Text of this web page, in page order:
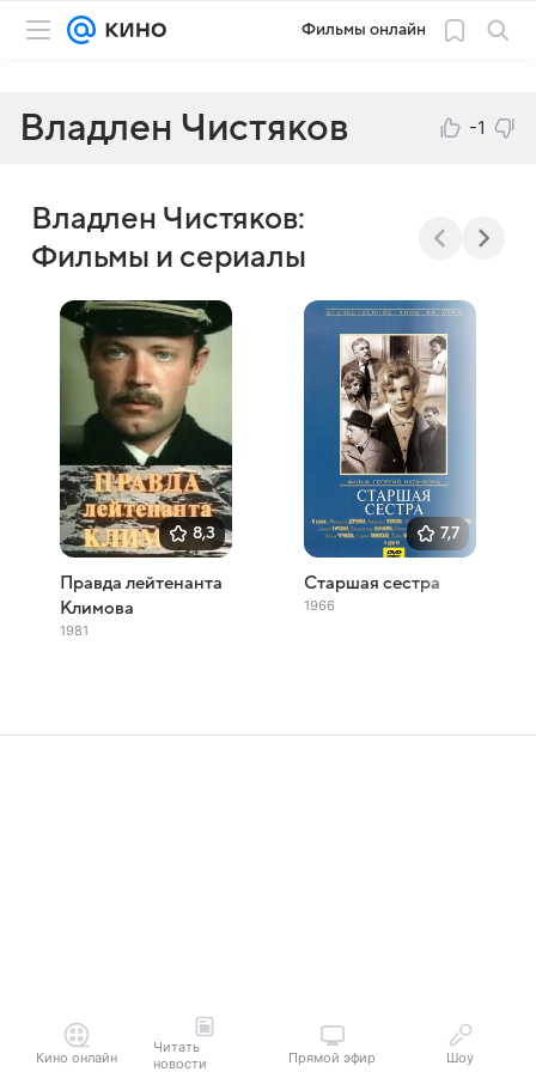
Фильмы онлайн
Владлен Чистяков -1
Владлен Чистяков:
Фильмы и сериалы
8,3
Правда лейтенанта
Климова
1981
7,7
Старшая сестра
1966
Кино онлайн
Читать
новости
Прямой эфир Шоу